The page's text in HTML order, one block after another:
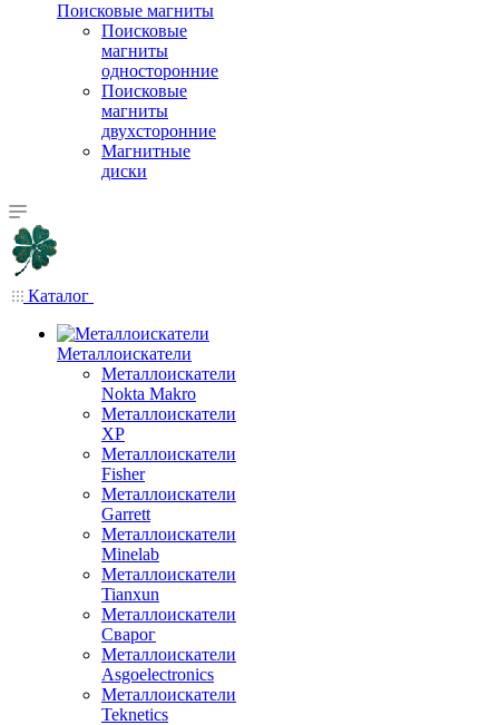
Поисковые магниты
Поисковые
магниты
односторонние
Поисковые
магниты
двухсторонние
Магнитные
диски
Каталог
Металлоискатели
Металлоискатели
Nokta Makro
Металлоискатели
XP
Металлоискатели
Fisher
Металлоискатели
Garrett
Металлоискатели
Minelab
Металлоискатели
Tianxun
Металлоискатели
Сварог
Металлоискатели
Asgoelectronics
Металлоискатели
Teknetics